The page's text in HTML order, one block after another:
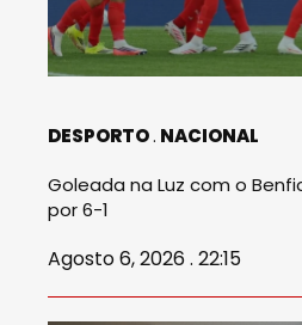
DESPORTO NACIONAL
Goleada na Luz com o
por 6-1
Agosto 6, 2026 . 22:15